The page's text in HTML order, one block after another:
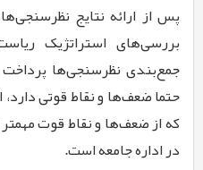
پس از ارائه نتایج
بررسی‌های استراتژیک
جمع‌بندی نظرسنجی‌ها پرداخت
حتما ضعف‌ها و نقاط قوتی
که از ضعف‌ها و نقاط قوت
در اداره جامعه است.